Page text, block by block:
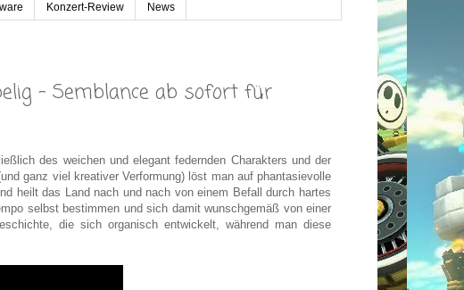
Konzert-Review News
- Semblance ab sofort für
des weichen und elegant federnden Charakters und der
ganz viel kreativer Verformung) löst man auf phantasievolle
heilt das Land nach und nach von einem Befall durch hartes
selbst bestimmen und sich damit wunschgemäß von einer
die sich organisch entwickelt, während man diese